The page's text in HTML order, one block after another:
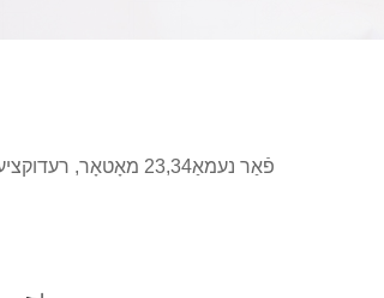
פֿאַר נעמאַ23,34 מאָטאָר, רעדוקציע פאַרהעלטעניש: 1:2 1:5 1:20 1:30